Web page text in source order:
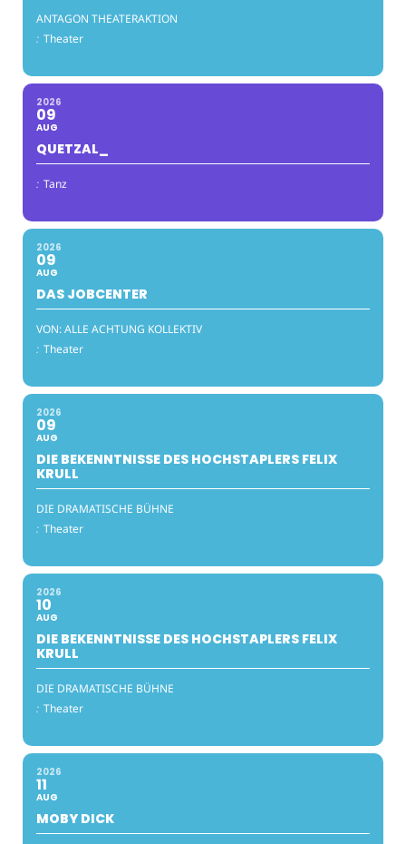
ANTAGON THEATERAKTION
: Theater
2026
09
AUG
QUETZAL_
: Tanz
2026
09
AUG
DAS JOBCENTER
VON: ALLE ACHTUNG KOLLEKTIV
: Theater
2026
09
AUG
DIE BEKENNTNISSE DES HOCHSTAPLERS FELIX
KRULL
DIE DRAMATISCHE BÜHNE
: Theater
2026
10
AUG
DIE BEKENNTNISSE DES HOCHSTAPLERS FELIX
KRULL
DIE DRAMATISCHE BÜHNE
: Theater
2026
11
AUG
MOBY DICK